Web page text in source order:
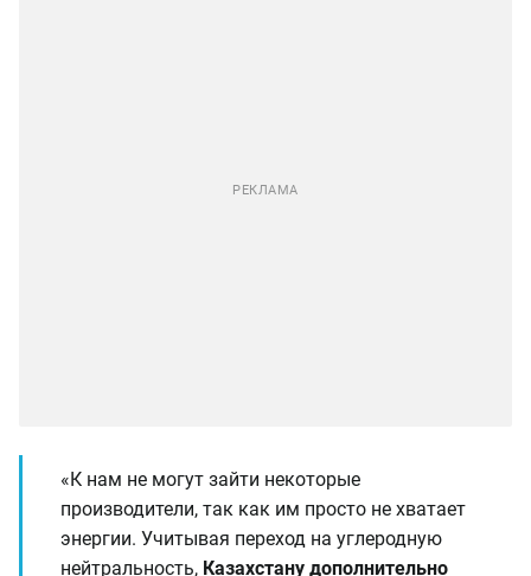
«К нам не могут зайти некоторые
производители, так как им просто не хватает
энергии. Учитывая переход на углеродную
нейтральность, Казахстану дополнительно